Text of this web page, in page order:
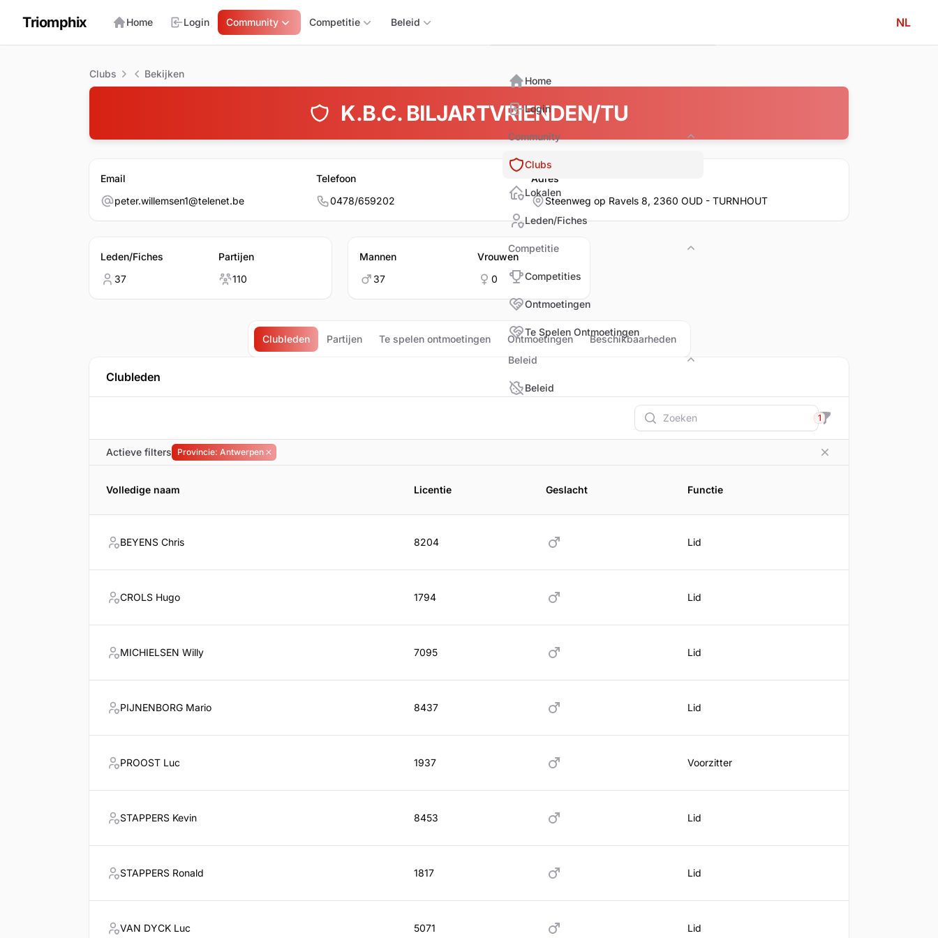
Triomphix Home Login Community Competitie Beleid NL
Clubs Bekijken
K.B.C. BILJARTVRIENDEN/TU
Email
peter.willemsen1@telenet.be
Telefoon
0478/659202
Adres
Steenweg op Ravels 8, 2360 OUD - TURNHOUT
Leden/Fiches
37
Partijen
110
Mannen
37
Vrouwen
0
Clubleden Partijen Te spelen ontmoetingen Ontmoetingen Beschikbaarheden
Clubleden
Zoeken
Filteren
1
Actieve filters Provincie: Antwerpen Filter verwijderen
Volledige naam Licentie Geslacht Functie
BEYENS Chris 8204 Lid
CROLS Hugo 1794 Lid
MICHIELSEN Willy 7095 Lid
PIJNENBORG Mario 8437 Lid
PROOST Luc 1937 Voorzitter
STAPPERS Kevin 8453 Lid
STAPPERS Ronald 1817 Lid
VAN DYCK Luc 5071 Lid
Home
Login
Community
Community
Clubs
Lokalen
Leden/Fiches
Competitie
Competities
Ontmoetingen
Te Spelen Ontmoetingen
Beleid
Beleid